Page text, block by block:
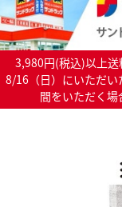
3,980円(税込)以上
8/16（日）にいただ
間をいただく場